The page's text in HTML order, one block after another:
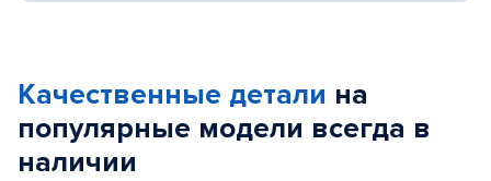
Качественные детали на
популярные модели всегда в
наличии